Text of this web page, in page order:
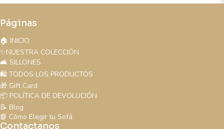
Páginas
🏠 INICIO
✨NUESTRA COLECCIÓN
🛋️ SILLONES
🛍️ TODOS LOS PRODUCTOS
🎁 Gift Card
📦 POLÍTICA DE DEVOLUCIÓN
📝 Blog
📘 Cómo Elegir tu Sofá
Contactanos